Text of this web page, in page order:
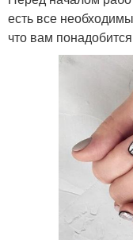
есть все
что вам